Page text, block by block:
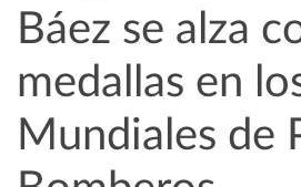
Báez se alza
medallas en
Mundiales de